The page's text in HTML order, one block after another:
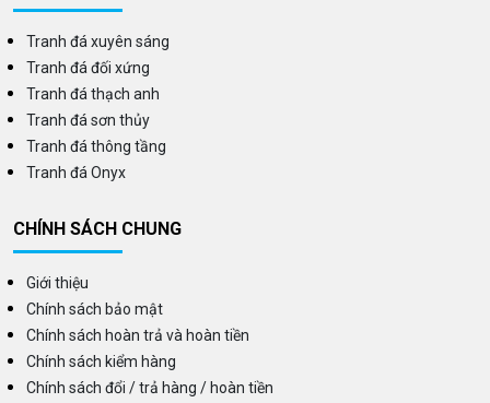
Tranh đá xuyên sáng
Tranh đá đối xứng
Tranh đá thạch anh
Tranh đá sơn thủy
Tranh đá thông tầng
Tranh đá Onyx
CHÍNH SÁCH CHUNG
Giới thiệu
Chính sách bảo mật
Chính sách hoàn trả và hoàn tiền
Chính sách kiểm hàng
Chính sách đổi / trả hàng / hoàn tiền